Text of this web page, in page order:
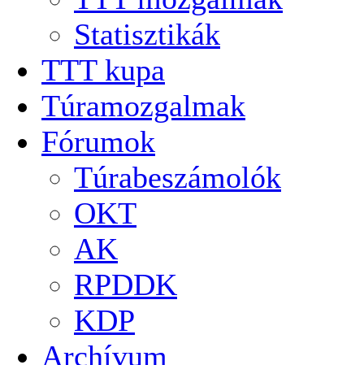
Statisztikák
TTT kupa
Túramozgalmak
Fórumok
Túrabeszámolók
OKT
AK
RPDDK
KDP
Archívum